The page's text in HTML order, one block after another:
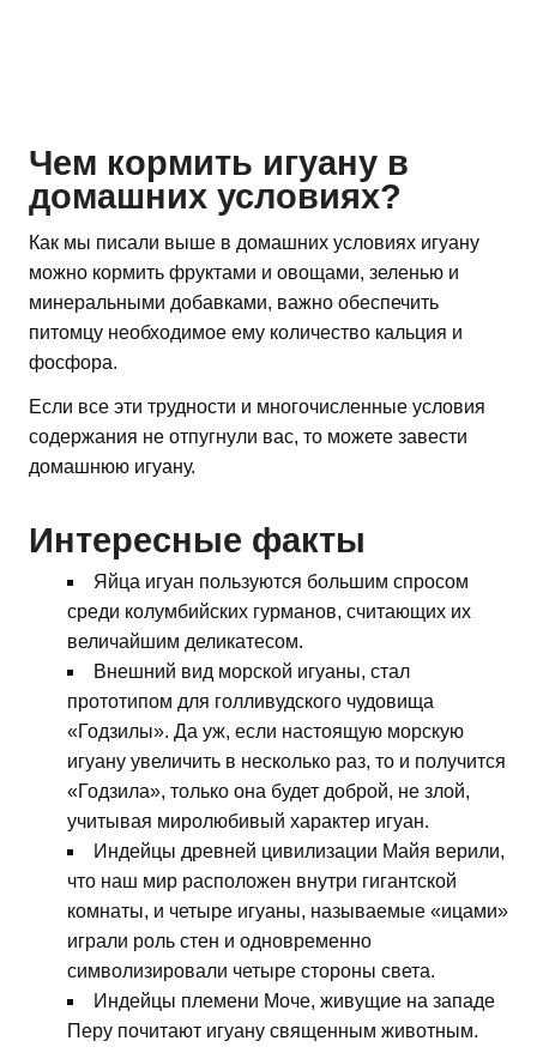
Чем кормить игуану в
домашних условиях?
Как мы писали выше в домашних условиях игуану
можно кормить фруктами и овощами, зеленью и
минеральными добавками, важно обеспечить
питомцу необходимое ему количество кальция и
фосфора.
Если все эти трудности и многочисленные условия
содержания не отпугнули вас, то можете завести
домашнюю игуану.
Интересные факты
Яйца игуан пользуются большим спросом
среди колумбийских гурманов, считающих их
величайшим деликатесом.
Внешний вид морской игуаны, стал
прототипом для голливудского чудовища
«Годзилы». Да уж, если настоящую морскую
игуану увеличить в несколько раз, то и получится
«Годзила», только она будет доброй, не злой,
учитывая миролюбивый характер игуан.
Индейцы древней цивилизации Майя верили,
что наш мир расположен внутри гигантской
комнаты, и четыре игуаны, называемые «ицами»
играли роль стен и одновременно
символизировали четыре стороны света.
Индейцы племени Моче, живущие на западе
Перу почитают игуану священным животным.